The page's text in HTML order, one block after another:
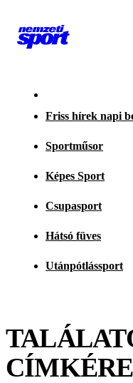
Friss hírek napi
Sportműsor
Képes Sport
Csupasport
Hátsó füves
Utánpótlássport
CÍMKÉRE